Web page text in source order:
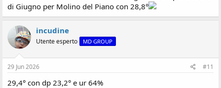
di Giugno per Molino del Piano con 28,8°
incudine
Utente esperto MD GROUP
29 Jun 2026 #11
29,4° con dp 23,2° e ur 64%